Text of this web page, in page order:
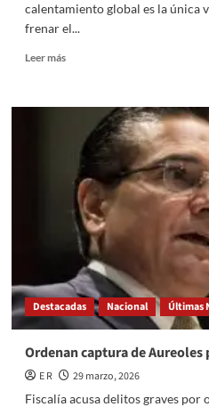
calentamiento global es la única
frenar el...
Leer másRead
Reducir
emisiones,
clave
contra
calentamiento
global
Destacadas Nacional Últimas
Ordenan captura de
E R
29 marzo, 2026
Fiscalía acusa delitos graves por